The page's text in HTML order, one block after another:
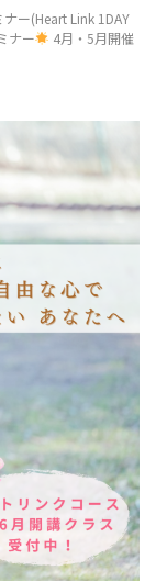
ー(Heart Link 1DAY
ナー
4月・5月開催